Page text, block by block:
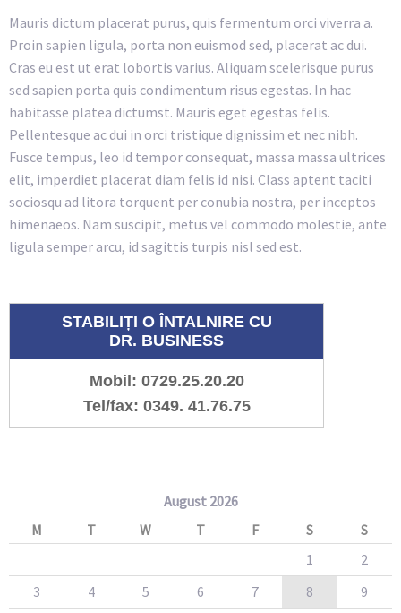
Mauris dictum placerat purus, quis fermentum orci viverra a.
Proin sapien ligula, porta non euismod sed, placerat ac dui.
Cras eu est ut erat lobortis varius. Aliquam scelerisque purus
sed sapien porta quis condimentum risus egestas. In hac
habitasse platea dictumst. Mauris eget egestas felis.
Pellentesque ac dui in orci tristique dignissim et nec nibh.
Fusce tempus, leo id tempor consequat, massa massa ultrices
elit, imperdiet placerat diam felis id nisi. Class aptent taciti
sociosqu ad litora torquent per conubia nostra, per inceptos
himenaeos. Nam suscipit, metus vel commodo molestie, ante
ligula semper arcu, id sagittis turpis nisl sed est.
STABILIȚI O ÎNTALNIRE CU
DR. BUSINESS
Mobil: 0729.25.20.20
Tel/fax: 0349. 41.76.75
August 2026
M
T W T F S
S
1
2
3
4 5 6 7 8
9